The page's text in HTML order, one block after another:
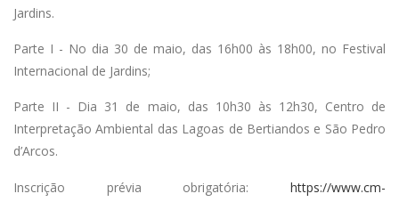
Jardins.
Parte I - No dia 30 de maio, das 16h00 às 18h00, no Festival
Internacional de Jardins;
Parte II - Dia 31 de maio, das 10h30 às 12h30, Centro de
Interpretação Ambiental das Lagoas de Bertiandos e São Pedro
d’Arcos.
Inscrição prévia obrigatória: https://www.cm-